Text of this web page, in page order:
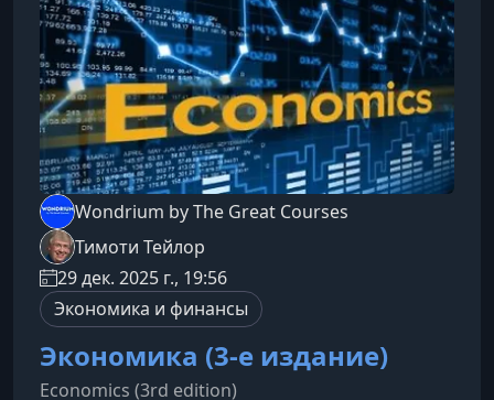
Wondrium by The Great Courses
Тимоти Тейлор
29 дек. 2025 г., 19:56
Экономика и финансы
Экономика (3-е издание)
Economics (3rd edition)